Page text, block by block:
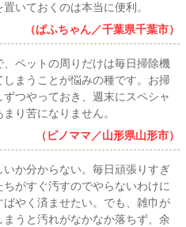
いておくのは本当に便利。
（ぱふちゃん／千葉県千葉市）
ペットの周りだけは毎日掃除機
まうことが悩みの種です。お掃
つやっておき、週末にスペシャ
り苦になりません。
（ピノママ／山形県山形市）
か分からない。毎日頑張りすぎ
がすぐ汚すのでやらないわけに
やく済ませたい。でも、雑巾が
うと汚れがなかなか落ちず、余